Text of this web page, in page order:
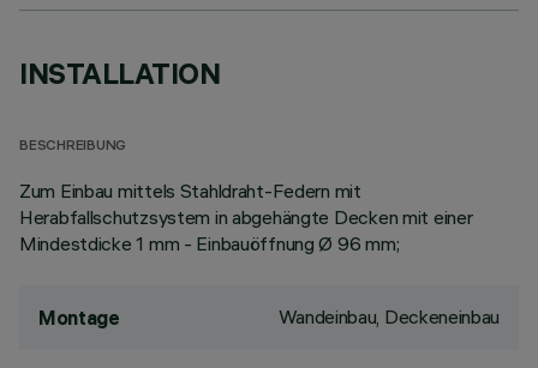
INSTALLATION
BESCHREIBUNG
Zum Einbau mittels Stahldraht-Federn mit
Herabfallschutzsystem in abgehängte Decken mit einer
Mindestdicke 1 mm - Einbauöffnung Ø 96 mm;
Montage Wandeinbau, Deckeneinbau